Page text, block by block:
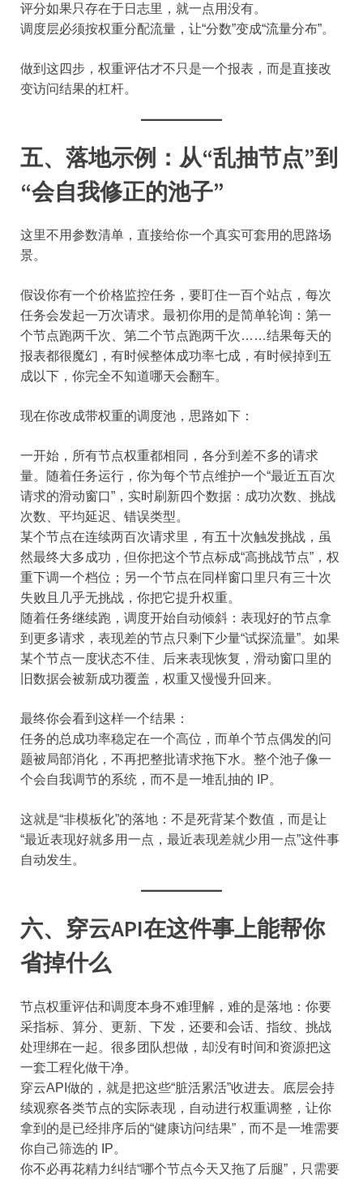
评分如果只存在于日志里，就一点用没有。
调度层必须按权重分配流量，让“分数”变成“流量分布”。
做到这四步，权重评估才不只是一个报表，而是直接改
变访问结果的杠杆。
五、落地示例：从“乱抽节点”到
“会自我修正的池子”
这里不用参数清单，直接给你一个真实可套用的思路场
景。
假设你有一个价格监控任务，要盯住一百个站点，每次
任务会发起一万次请求。最初你用的是简单轮询：第一
个节点跑两千次、第二个节点跑两千次……结果每天的
报表都很魔幻，有时候整体成功率七成，有时候掉到五
成以下，你完全不知道哪天会翻车。
现在你改成带权重的调度池，思路如下：
一开始，所有节点权重都相同，各分到差不多的请求
量。随着任务运行，你为每个节点维护一个“最近五百次
请求的滑动窗口”，实时刷新四个数据：成功次数、挑战
次数、平均延迟、错误类型。
某个节点在连续两百次请求里，有五十次触发挑战，虽
然最终大多成功，但你把这个节点标成“高挑战节点”，权
重下调一个档位；另一个节点在同样窗口里只有三十次
失败且几乎无挑战，你把它提升权重。
随着任务继续跑，调度开始自动倾斜：表现好的节点拿
到更多请求，表现差的节点只剩下少量“试探流量”。如果
某个节点一度状态不佳、后来表现恢复，滑动窗口里的
旧数据会被新成功覆盖，权重又慢慢升回来。
最终你会看到这样一个结果：
任务的总成功率稳定在一个高位，而单个节点偶发的问
题被局部消化，不再把整批请求拖下水。整个池子像一
个会自我调节的系统，而不是一堆乱抽的 IP。
这就是“非模板化”的落地：不是死背某个数值，而是让
“最近表现好就多用一点，最近表现差就少用一点”这件事
自动发生。
六、穿云API在这件事上能帮你
省掉什么
节点权重评估和调度本身不难理解，难的是落地：你要
采指标、算分、更新、下发，还要和会话、指纹、挑战
处理绑在一起。很多团队想做，却没有时间和资源把这
一套工程化做干净。
穿云API做的，就是把这些“脏活累活”收进去。底层会持
续观察各类节点的实际表现，自动进行权重调整，让你
拿到的是已经排序后的“健康访问结果”，而不是一堆需要
你自己筛选的 IP。
你不必再花精力纠结“哪个节点今天又拖了后腿”，只需要